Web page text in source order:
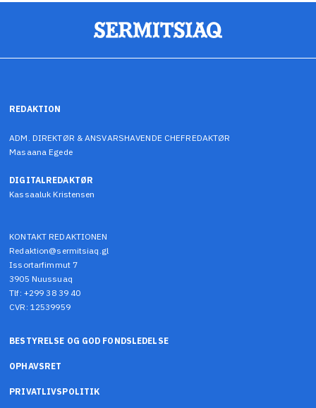
REDAKTION
ADM. DIREKTØR & ANSVARSHAVENDE CHEFREDAKTØR
Masaana Egede
DIGITALREDAKTØR
Kassaaluk Kristensen
KONTAKT REDAKTIONEN
Redaktion@sermitsiaq.gl
Issortarfimmut 7
3905 Nuussuaq
Tlf: +299 38 39 40
CVR: 12539959
BESTYRELSE OG GOD FONDSLEDELSE
OPHAVSRET
PRIVATLIVSPOLITIK